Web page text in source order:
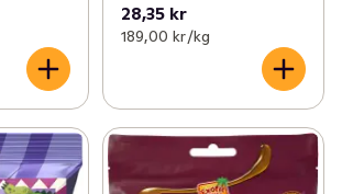
28,35 kr
189,00 kr /kg